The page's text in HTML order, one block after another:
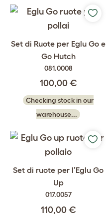
Set di Ruote per Eglu Go e
Go Hutch
081.0008
100,00 €
Checking stock in our
warehouse...
Set di ruote per l’Eglu Go
Up
017.0057
110,00 €